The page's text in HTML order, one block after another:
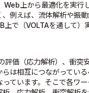
Web上から最適化を実行
例えば、流体解析や振
で（VOLTAを通して）
評価（応力解析）、衝突
は相互につながってい
ています。そこで各ワ